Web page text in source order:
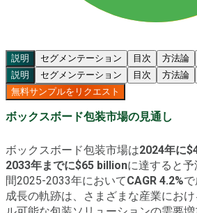
説明 セグメンテーション 目次 方法論
説明
セグメンテーション 目次 方法論
無料サンプルをリクエスト
ボックスボード包装市場の見通し
ボックスボード包装市場は2024年に
2033年までに$65 billionに達すると
間2025-2033年においてCAGR 4.2%
成長の軌跡は、さまざまな産業にお